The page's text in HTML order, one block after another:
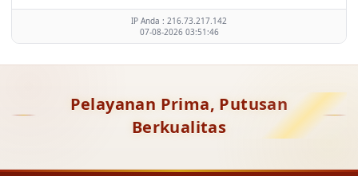
IP Anda : 216.73.217.142
07-08-2026 03:51:46
Pelayanan Prima, Putusan
Berkualitas